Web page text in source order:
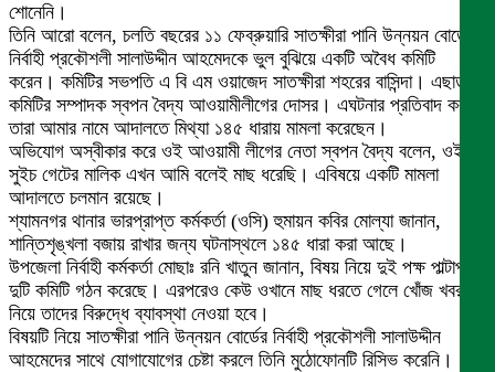
শোনেনি।
তিনি আরো বলেন, চলতি বছরের ১১ ফেব্রুয়ারি সাতক্ষীরা পানি উন্নয়ন বোর্ডের
নির্বাহী প্রকৌশলী সালাউদ্দীন আহমেদকে ভুল বুঝিয়ে একটি অবৈধ কমিটি
করেন। কমিটির সভপতি এ বি এম ওয়াজেদ সাতক্ষীরা শহরের বাসিন্দা। এছাড়া
কমিটির সম্পাদক স্বপন বৈদ্য আওয়ামীলীগের দোসর। এঘটনার প্রতিবাদ করায়
তারা আমার নামে আদালতে মিথ্যা ১৪৫ ধারায় মামলা করেছেন।
অভিযোগ অস্বীকার করে ওই আওয়ামী লীগের নেতা স্বপন বৈদ্য বলেন, ওই
সুইচ গেটের মালিক এখন আমি বলেই মাছ ধরেছি। এবিষয়ে একটি মামলা
আদালতে চলমান রয়েছে।
শ্যামনগর থানার ভারপ্রাপ্ত কর্মকর্তা (ওসি) হুমায়ন কবির মোল্যা জানান,
শান্তিশৃঙ্খলা বজায় রাখার জন্য ঘটনাস্থলে ১৪৫ ধারা করা আছে।
উপজেলা নির্বাহী কর্মকর্তা মোছাঃ রনি খাতুন জানান, বিষয় নিয়ে দুই পক্ষ পাল্টাপাল্টি
দুটি কমিটি গঠন করেছে। এরপরেও কেউ ওখানে মাছ ধরতে গেলে খোঁজ খবর
নিয়ে তাদের বিরুদ্ধে ব্যাবস্থা নেওয়া হবে।
বিষয়টি নিয়ে সাতক্ষীরা পানি উন্নয়ন বোর্ডের নির্বাহী প্রকৌশলী সালাউদ্দীন
আহমেদের সাথে যোগাযোগের চেষ্টা করলে তিনি মুঠোফোনটি রিসিভ করেনি।